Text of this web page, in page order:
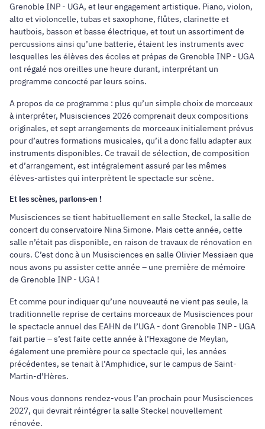
Grenoble INP - UGA, et leur engagement artistique. Piano, violon,
alto et violoncelle, tubas et saxophone, flûtes, clarinette et
hautbois, basson et basse électrique, et tout un assortiment de
percussions ainsi qu’une batterie, étaient les instruments avec
lesquelles les élèves des écoles et prépas de Grenoble INP - UGA
ont régalé nos oreilles une heure durant, interprétant un
programme concocté par leurs soins.
A propos de ce programme : plus qu’un simple choix de morceaux
à interpréter, Musisciences 2026 comprenait deux compositions
originales, et sept arrangements de morceaux initialement prévus
pour d’autres formations musicales, qu’il a donc fallu adapter aux
instruments disponibles. Ce travail de sélection, de composition
et d’arrangement, est intégralement assuré par les mêmes
élèves-artistes qui interprètent le spectacle sur scène.
Et les scènes, parlons-en !
Musisciences se tient habituellement en salle Steckel, la salle de
concert du conservatoire Nina Simone. Mais cette année, cette
salle n’était pas disponible, en raison de travaux de rénovation en
cours. C’est donc à un Musisciences en salle Olivier Messiaen que
nous avons pu assister cette année – une première de mémoire
de Grenoble INP - UGA !
Et comme pour indiquer qu’une nouveauté ne vient pas seule, la
traditionnelle reprise de certains morceaux de Musisciences pour
le spectacle annuel des EAHN de l’UGA - dont Grenoble INP - UGA
fait partie – s’est faite cette année à l’Hexagone de Meylan,
également une première pour ce spectacle qui, les années
précédentes, se tenait à l’Amphidice, sur le campus de Saint-
Martin-d’Hères.
Nous vous donnons rendez-vous l’an prochain pour Musisciences
2027, qui devrait réintégrer la salle Steckel nouvellement
rénovée.